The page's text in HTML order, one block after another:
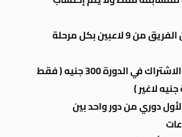
يتكون الفريق من 9 لاعبين بكل مرحلة
قيمة الاشتراك في الدورة 300 جنيه ( فقط
جنيه لاغير )
دوري من دور واحد بين